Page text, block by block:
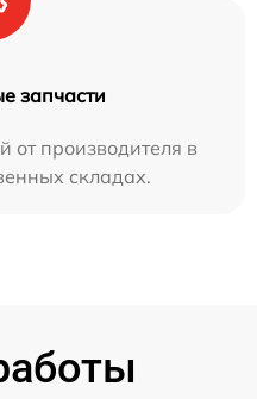
запчасти
от производителя в
складах.